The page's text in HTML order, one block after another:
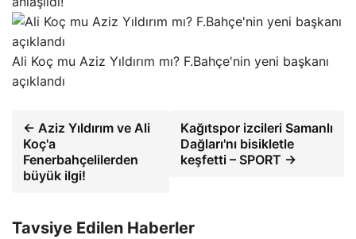
Ali Koç mu Aziz Yıldırım mı? F.Bahçe'nin yeni başkanı
açıklandı
← Aziz Yıldırım ve Ali
Koç'a
Fenerbahçelilerden
büyük ilgi!
Kağıtspor izcileri Samanlı
Dağları'nı bisikletle
keşfetti – SPORT →
Tavsiye Edilen Haberler